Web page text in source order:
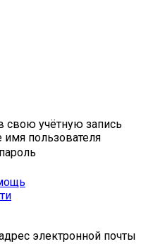
свою учётную запись
пользователя
электронной почты